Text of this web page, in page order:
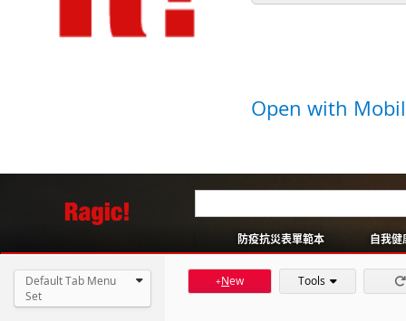
Open with
防疫抗災表單範本 自我健
Default Tab Menu
Set
+New Tools